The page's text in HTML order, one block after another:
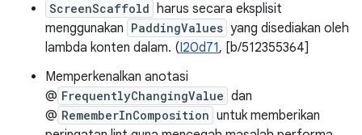
ScreenScaffold harus secara eksplisit
menggunakan PaddingValues yang disediakan oleh
lambda konten dalam. (I20d71, [b/512355364]
Memperkenalkan anotasi
@ FrequentlyChangingValue dan
@ RememberInComposition untuk memberikan